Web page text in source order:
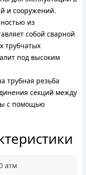
и сооружений.
из
собой сварной
трубчатых
под высоким
трубная резьба
секций между
с помощью
атм